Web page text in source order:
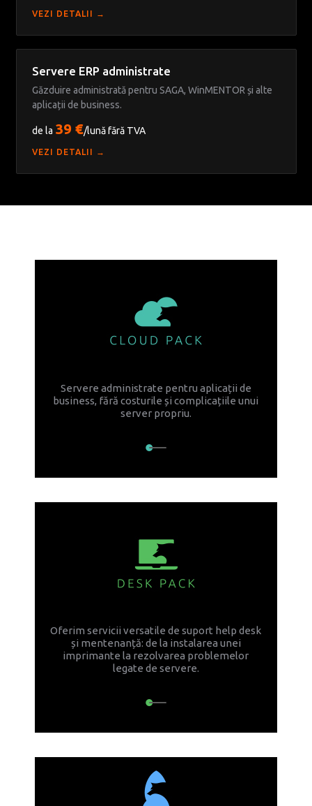
VEZI DETALII →
Servere ERP administrate
Găzduire administrată pentru SAGA, WinMENTOR și alte
aplicații de business.
de la 39 €/lună fără TVA
VEZI DETALII →
Servere administrate pentru aplicații de
business, fără costurile și complicațiile unui
server propriu.
Oferim servicii versatile de suport help desk
și mentenanță: de la instalarea unei
imprimante la rezolvarea problemelor
legate de servere.